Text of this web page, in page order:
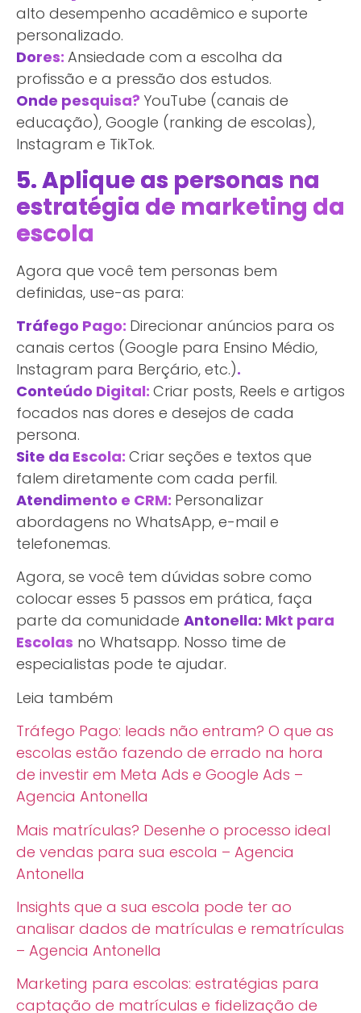
alto desempenho acadêmico e suporte
personalizado.
Dores: Ansiedade com a escolha da
profissão e a pressão dos estudos.
Onde pesquisa? YouTube (canais de
educação), Google (ranking de escolas),
Instagram e TikTok.
5. Aplique as personas na
estratégia de marketing da
escola
Agora que você tem personas bem
definidas, use-as para:
Tráfego Pago: Direcionar anúncios para os
canais certos (Google para Ensino Médio,
Instagram para Berçário, etc.).
Conteúdo Digital: Criar posts, Reels e artigos
focados nas dores e desejos de cada
persona.
Site da Escola: Criar seções e textos que
falem diretamente com cada perfil.
Atendimento e CRM: Personalizar
abordagens no WhatsApp, e-mail e
telefonemas.
Agora, se você tem dúvidas sobre como
colocar esses 5 passos em prática, faça
parte da comunidade Antonella: Mkt para
Escolas no Whatsapp. Nosso time de
especialistas pode te ajudar.
Leia também
Tráfego Pago: leads não entram? O que as
escolas estão fazendo de errado na hora
de investir em Meta Ads e Google Ads –
Agencia Antonella
Mais matrículas? Desenhe o processo ideal
de vendas para sua escola – Agencia
Antonella
Insights que a sua escola pode ter ao
analisar dados de matrículas e rematrículas
– Agencia Antonella
Marketing para escolas: estratégias para
captação de matrículas e fidelização de